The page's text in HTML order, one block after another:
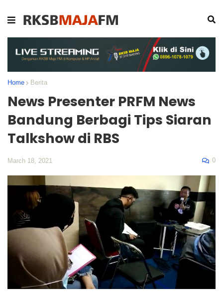
Home Berita
News Presenter PRFM News
Bandung Berbagi Tips Siaran
Talkshow di RBS
March 18, 2021 0